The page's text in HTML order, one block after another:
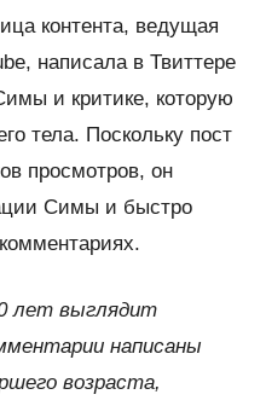
контента, ведущая
написала в Твиттере
и критике, которую
тела. Поскольку пост
просмотров, он
Симы и быстро
лет выглядит
написаны
возраста,